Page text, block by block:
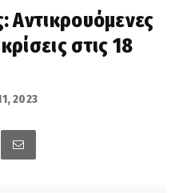
Αντικρουόμενες
στις 18
2023